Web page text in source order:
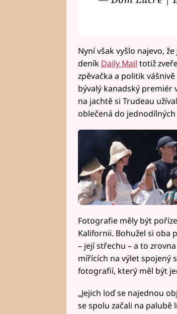
Nyní však vyšlo najevo,
deník Daily Mail totiž
zpěvačka a politik
bývalý kanadský premiér
na jachtě si Trudeau
oblečená do
Fotografie měly být
Kalifornii. Bohužel si oba
– její střechu – a to
mířících na výlet spojený
fotografií, který měl být
„Jejich loď se najednou
se spolu začali na palubě